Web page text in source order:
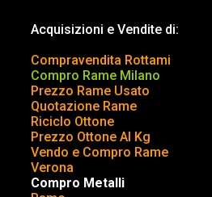
Acquisizioni e Vendite di:
Compravendita Rottami
Compro Rame Milano
Prezzo Rame Usato
Quotazione Rame
Riciclo Ottone
Prezzo Ottone Al Kg
Vendo e Compro Rame
Verona
Compro Metalli